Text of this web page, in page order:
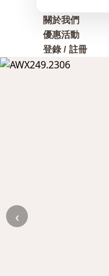
關於我們
優惠活動
登錄 / 註冊
‹